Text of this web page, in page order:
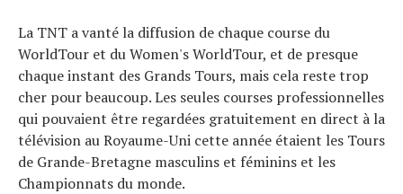
La TNT a vanté la diffusion de chaque course du
WorldTour et du Women's WorldTour, et de presque
chaque instant des Grands Tours, mais cela reste trop
cher pour beaucoup. Les seules courses professionnelles
qui pouvaient être regardées gratuitement en direct à la
télévision au Royaume-Uni cette année étaient les Tours
de Grande-Bretagne masculins et féminins et les
Championnats du monde.